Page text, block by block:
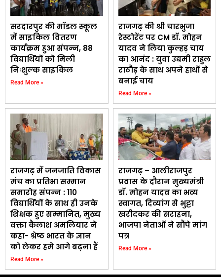
सरदारपुर की मॉडल स्कूल
में साइकिल वितरण
कार्यक्रम हुआ संपन्न, 88
विद्यार्थियों को मिली
निःशुल्क साइकिल
Read More »
राजगढ़ की श्री चारभुजा
रेस्टोरेंट पर CM डॉ. मोहन
यादव ने लिया कुल्हड़ चाय
का आनंद : युवा उद्यमी राहुल
राठौड़ के साथ अपने हाथों से
बनाई चाय
Read More »
राजगढ़ में जनजाति विकास
मंच का प्रतिभा सम्मान
समारोह संपन्न : 110
विद्यार्थियों के साथ ही उनके
शिक्षक हुए सम्मानित, मुख्य
वक्ता कैलाश अमलियार ने
कहा- श्रेष्ठ भारत के ज्ञान
को लेकर हमे आगे बढ़ना हैं
Read More »
राजगढ़ – आलीराजपुर
प्रवास के दौरान मुख्यमंत्री
डॉ. मोहन यादव का भव्य
स्वागत, दिव्यांग से भुट्टा
खरीदकर की सराहना,
भाजपा नेताओं ने सौंपे मांग
पत्र
Read More »